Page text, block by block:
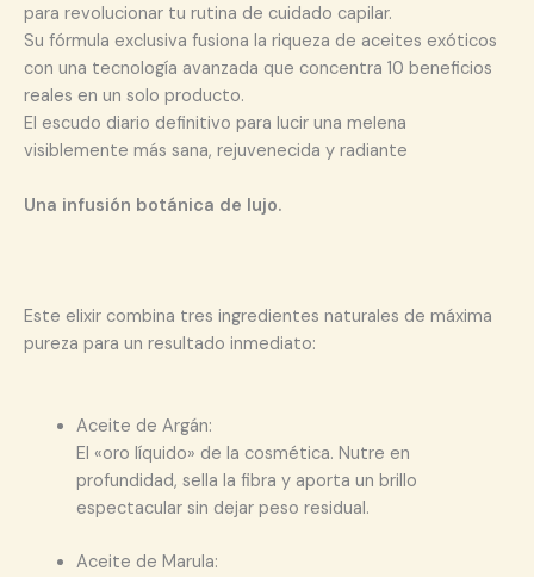
para revolucionar tu rutina de cuidado capilar.
Su fórmula exclusiva fusiona la riqueza de aceites exóticos
con una tecnología avanzada que concentra 10 beneficios
reales en un solo producto.
El escudo diario definitivo para lucir una melena
visiblemente más sana, rejuvenecida y radiante
Una infusión botánica de lujo.
Este elixir combina tres ingredientes naturales de máxima
pureza para un resultado inmediato:
Aceite de Argán:
El «oro líquido» de la cosmética. Nutre en
profundidad, sella la fibra y aporta un brillo
espectacular sin dejar peso residual.
Aceite de Marula: